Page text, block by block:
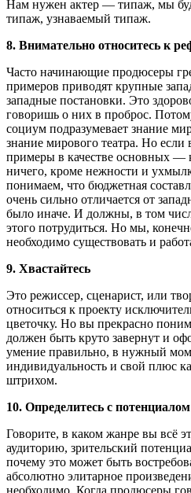
Нам нужен актер — типаж, мы
типаж, узнаваемый типаж.
8. Внимательно относитесь к
Часто начинающие продюсеры
примеров приводят крупные
западные постановки. Это
говоришь о них в проброс.
социум подразумевает знание
знание мирового театра. Но
примеры в качестве основных —
ничего, кроме нежности и
понимаем, что бюджетная
очень сильно отличается от
было иначе. И должны, в том
этого потрудиться. Но мы,
необходимо существовать и
9. Хвастайтесь
Это режиссер, сценарист, или
относиться к проекту
цветочку. Но вы прекрасно
должен быть круто завернут и
умение правильно, в нужный
индивидуальность и свой плюс
штрихом.
10. Определитесь с
Говорите, в каком жанре вы всё
аудиторию, зрительский
почему это может быть
абсолютно элитарное
необходимо. Когда продюсеры